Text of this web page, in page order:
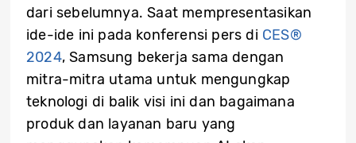
dari sebelumnya. Saat mempresentasikan
ide-ide ini pada konferensi pers di CES®
2024, Samsung bekerja sama dengan
mitra-mitra utama untuk mengungkap
teknologi di balik visi ini dan bagaimana
produk dan layanan baru yang